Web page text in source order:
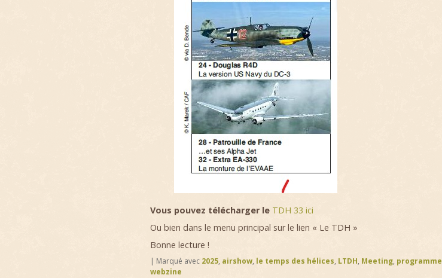
Vous pouvez télécharger le TDH 33 ici
Ou bien dans le menu principal sur le lien « Le TDH »
Bonne lecture !
| Marqué avec 2025, airshow, le temps des hélices, LTDH, Meeting, programme
webzine